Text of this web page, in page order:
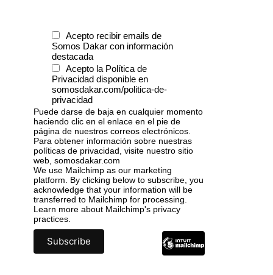
Acepto recibir emails de
Somos Dakar con información
destacada
Acepto la Política de
Privacidad disponible en
somosdakar.com/politica-de-
privacidad
Puede darse de baja en cualquier momento
haciendo clic en el enlace en el pie de
página de nuestros correos electrónicos.
Para obtener información sobre nuestras
políticas de privacidad, visite nuestro sitio
web, somosdakar.com
We use Mailchimp as our marketing
platform. By clicking below to subscribe, you
acknowledge that your information will be
transferred to Mailchimp for processing.
Learn more about Mailchimp's privacy
practices.